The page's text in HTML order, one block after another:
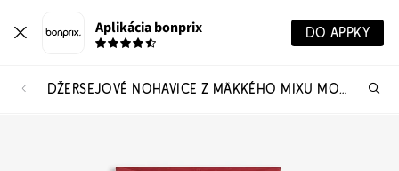
Aplikácia bonprix DO APPKY
DŽERSEJOVÉ NOHAVICE Z MÄKKÉHO MIXU MODÁLU